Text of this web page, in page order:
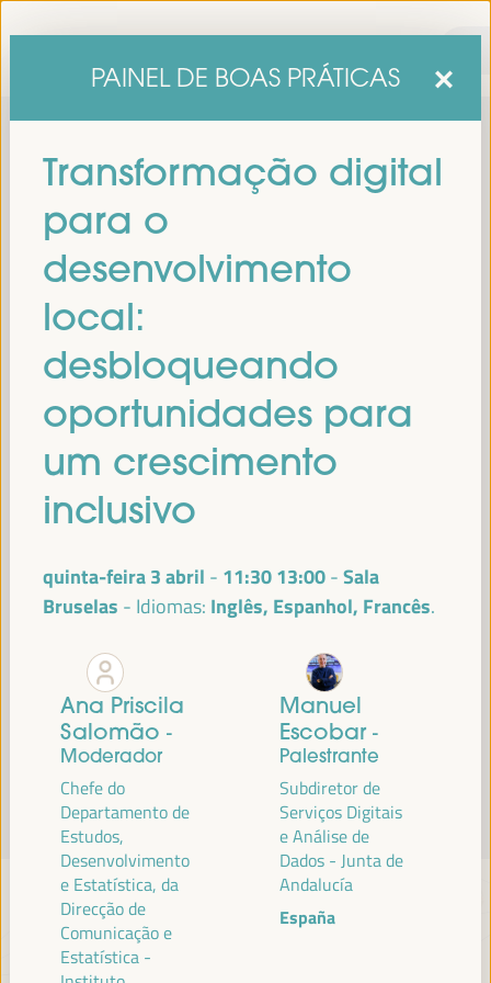
Económico Local será realizada de1 a 4 de abril de 2025 em
no Palácio de Congressos e Exposições (FIBES).
Programa
PAINEL DE BOAS PRÁTICAS
Transformação digital
para o
desenvolvimento
local:
desbloqueando
oportunidades para
um crescimento
inclusivo
quinta-feira 3 abril - 11:3013:00
Sala
Bruselas
Idiomas: Inglês, Espanhol, Francês
Ana Priscila
Salomão -
Moderador
Chefe do
Departamento de
Estudos,
Desenvolvimento
e Estatística, da
Direcção de
Comunicação e
Estatística -
Manuel
Escobar -
Palestrante
Subdiretor de
Serviços Digitais
e Análise de
Dados - Junta de
Andalucía
España